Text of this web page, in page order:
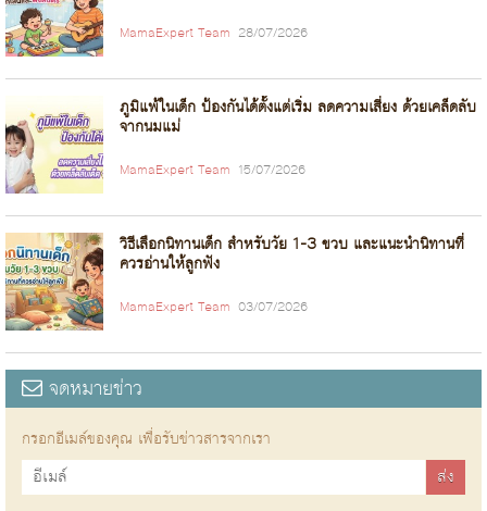
MamaExpert Team 28/07/2026
ภูมิแพ้ในเด็ก ป้องกันได้ตั้งแต่เริ่ม ลดความเสี่ยง ด้วยเคล็ดลับ
จากนมแม่
MamaExpert Team 15/07/2026
วิธีเลือกนิทานเด็ก สำหรับวัย 1-3 ขวบ และแนะนำนิทานที่
ควรอ่านให้ลูกฟัง
MamaExpert Team 03/07/2026
จดหมายข่าว
กรอกอีเมล์ของคุณ เพื่อรับข่าวสารจากเรา